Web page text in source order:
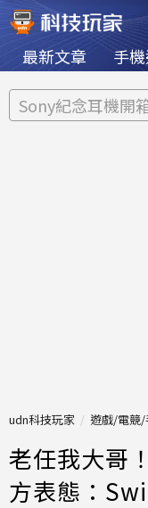
最新文章 手
Sony紀念耳機開
udn科技玩家 遊戲/電競/
老任我大哥
方表態：